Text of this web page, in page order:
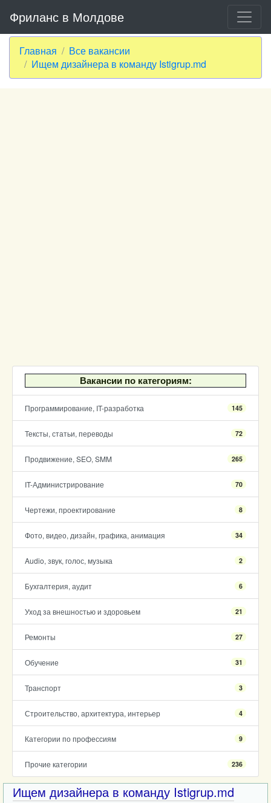
Фриланс в Молдове
Главная
Все вакансии
Ищем дизайнера в команду Istigrup.md
Вакансии по категориям:
Программирование, IT-разработка 145
Тексты, статьи, переводы 72
Продвижение, SEO, SMM 265
IT-Администрирование 70
Чертежи, проектирование 8
Фото, видео, дизайн, графика, анимация 34
Audio, звук, голос, музыка 2
Бухгалтерия, аудит 6
Уход за внешностью и здоровьем 21
Ремонты 27
Обучение 31
Транспорт 3
Строительство, архитектура, интерьер 4
Категории по профессиям 9
Прочие категории 236
Ищем дизайнера в команду Istigrup.md